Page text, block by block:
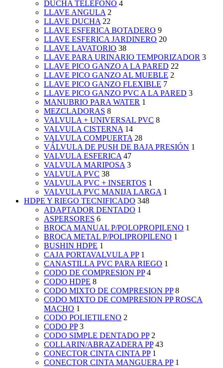
DUCHA TELEFONO 4
LLAVE ANGULA 2
LLAVE DUCHA 22
LLAVE ESFERICA BOTADERO 9
LLAVE ESFERICA JARDINERO 20
LLAVE LAVATORIO 38
LLAVE PARA URINARIO TEMPORIZADOR 3
LLAVE PICO GANZO A LA PARED 22
LLAVE PICO GANZO AL MUEBLE 2
LLAVE PICO GANZO FLEXIBLE 7
LLAVE PICO GANZO PVC A LA PARED 3
MANUBRIO PARA WATER 1
MEZCLADORAS 8
VALVULA + UNIVERSAL PVC 8
VALVULA CISTERNA 14
VALVULA COMPUERTA 28
VÁLVULA DE PUSH DE BAJA PRESIÓN 1
VALVULA ESFERICA 47
VALVULA MARIPOSA 3
VALVULA PVC 38
VALVULA PVC + INSERTOS 1
VALVULA PVC MANIJA LARGA 1
HDPE Y RIEGO TECNIFICADO 348
ADAPTADOR DENTADO 1
ASPERSORES 6
BROCA MANUAL P/POLOPROPILENO 1
BROCA METAL P/POLIPROPILENO 1
BUSHIN HDPE 1
CAJA PORTAVALVULA PP 1
CANASTILLA PVC PARA RIEGO 1
CODO DE COMPRESION PP 4
CODO HDPE 8
CODO MIXTO DE COMPRESION PP 8
CODO MIXTO DE COMPRESION PP ROSCA
MACHO 1
CODO POLIETILENO 2
CODO PP 3
CODO SIMPLE DENTADO PP 2
COLLARIN/ABRAZADERA PP 43
CONECTOR CINTA CINTA PP 1
CONECTOR CINTA MANGUERA PP 1